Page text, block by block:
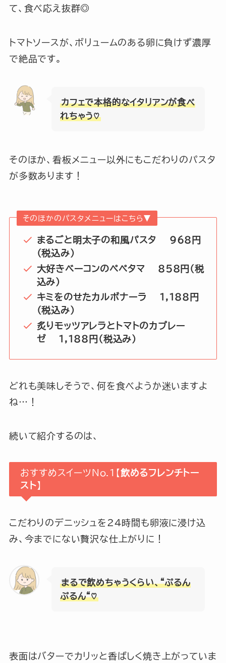
て、食べ応え抜群◎
トマトソースが、ボリュームのある卵に負けず濃厚
で絶品です。
カフェで本格的なイタリアンが食べ
れちゃう♡
そのほか、看板メニュー以外にもこだわりのパスタ
が多数あります！
そのほかのパスタメニューはこちら▼
まるごと明太子の和風パスタ 968円
(税込み)
大好きベーコンのペペタマ
858円(税
込み)
キミをのせたカルボナーラ 1,188円
(税込み)
炙りモッツアレラとトマトのカプレー
ゼ 1,188円(税込み)
どれも美味しそうで、何を食べようか迷いますよ
ね…！
続いて紹介するのは、
おすすめスイーツNo.1【飲めるフレンチトー
スト】
こだわりのデニッシュを24時間も卵液に浸け込
み、今までにない贅沢な仕上がりに！
まるで飲めちゃうくらい、“ぷるん
ぷるん“♡
表面はバターでカリッと香ばしく焼き上がっていま